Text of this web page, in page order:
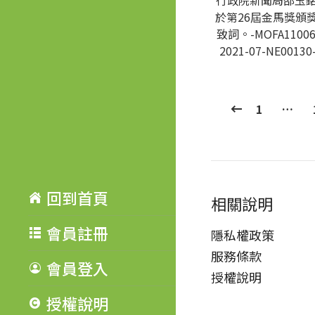
回到首頁
會員註冊
會員登入
授權說明
於第26屆金馬獎頒
致詞。-
2021-07-
1 …
相關說明
隱私權政策
服務條款
授權說明